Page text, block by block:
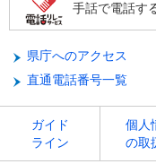
手話で電話す
県庁へのアクセス
直通電話番号一覧
ガイド
ライン
個人
の取